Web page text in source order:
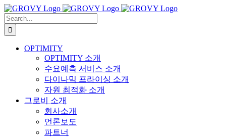
Skip
to
content
Search
for:
OPTIMITY
OPTIMITY 소개
수요예측 서비스 소개
다이나믹 프라이싱 소개
자원 최적화 소개
그로비 소개
회사소개
언론보도
파트너